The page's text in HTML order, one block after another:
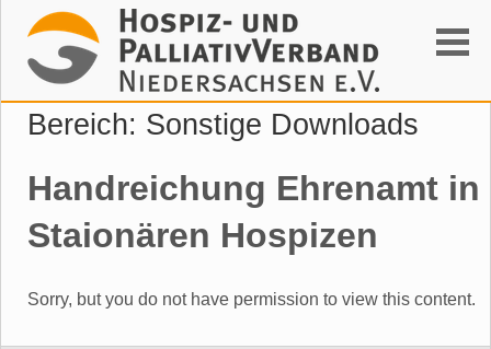
Suchen
Bereich: Sonstige Downloads
Handreichung Ehrenamt in
Staionären Hospizen
Sorry, but you do not have permission to view this content.